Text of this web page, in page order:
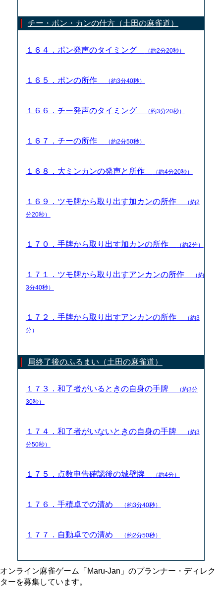
チー・ポン・カンの仕方（土田の麻雀道）
１６４．ポン発声のタイミング （約2分20秒）
１６５．ポンの所作 （約3分40秒）
１６６．チー発声のタイミング （約3分20秒）
１６７．チーの所作 （約2分50秒）
１６８．大ミンカンの発声と所作 （約4分20秒）
１６９．ツモ牌から取り出す加カンの所作
（約2
分20秒）
１７０．手牌から取り出す加カンの所作 （約2分）
１７１．ツモ牌から取り出すアンカンの所作
（約
3分40秒）
１７２．手牌から取り出すアンカンの所作
（約3
分）
局終了後のふるまい（土田の麻雀道）
１７３．和了者がいるときの自身の手牌
（約3分
30秒）
１７４．和了者がいないときの自身の手牌
（約3
分50秒）
１７５．点数申告確認後の城壁牌 （約4分）
１７６．手積卓での清め （約3分40秒）
１７７．自動卓での清め （約2分50秒）
オンライン麻雀ゲーム「Maru-Jan」のプランナー・ディレク
ターを募集しています。